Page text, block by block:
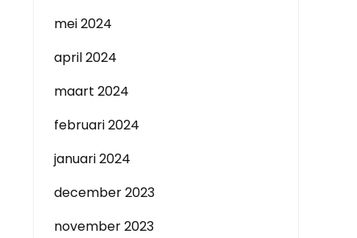
mei 2024
april 2024
maart 2024
februari 2024
januari 2024
december 2023
november 2023